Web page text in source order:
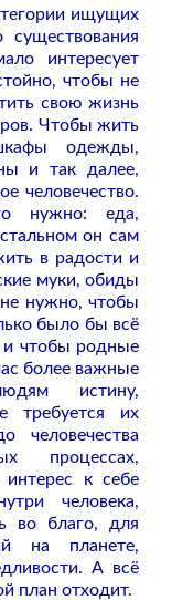
ищущих
интересует
чтобы не
свою жизнь
Чтобы жить
одежды,
и так далее,
человечество.
нужно: еда,
он сам
в радости и
муки, обиды
нужно, чтобы
было бы всё
и чтобы родные
более важные
истину,
требуется их
человечества
процессах,
к себе
человека,
во благо, для
на планете,
А всё
план отходит.